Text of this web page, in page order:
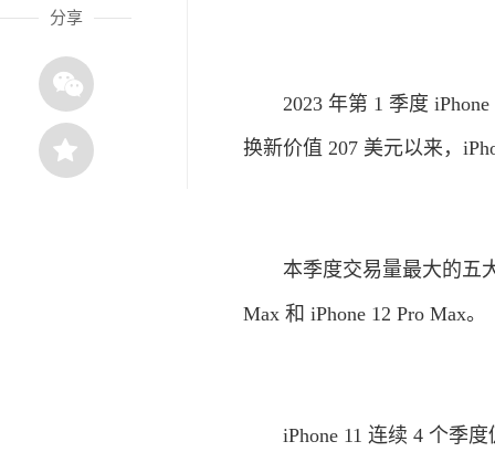
分享
2023 年第 1 季度 iPhone
换新价值 207 美元以来，
本季度交易量最大的五大
Max 和 iPhone 12 Pro Max。
iPhone 11 连续 4 个季度